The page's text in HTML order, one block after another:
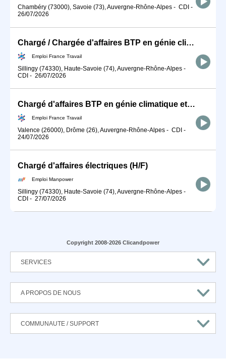
Chambéry (73000), Savoie (73), Auvergne-Rhône-Alpes - CDI -
26/07/2026
Chargé / Chargée d'affaires BTP en génie climatique et énergétiqu (H/F)
Emploi France Travail
Sillingy (74330), Haute-Savoie (74), Auvergne-Rhône-Alpes -
CDI - 26/07/2026
Chargé d'affaires BTP en génie climatique et énergétique (H/F)
Emploi France Travail
Valence (26000), Drôme (26), Auvergne-Rhône-Alpes - CDI -
24/07/2026
Chargé d'affaires électriques (H/F)
Emploi Manpower
Sillingy (74330), Haute-Savoie (74), Auvergne-Rhône-Alpes -
CDI - 27/07/2026
Copyright 2008-2026 Clicandpower
SERVICES
A PROPOS DE NOUS
COMMUNAUTE / SUPPORT